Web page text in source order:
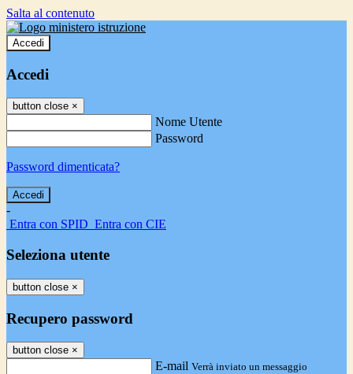
Salta al contenuto
Accedi
Accedi
button close ×
Nome Utente
Password
Password dimenticata?
-
Entra con SPID Entra con CIE
Seleziona utente
button close ×
Recupero password
button close ×
E-mail Verrà inviato un messaggio